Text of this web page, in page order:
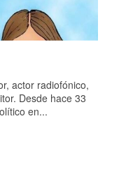
actor radiofónico,
Desde hace 33
en...